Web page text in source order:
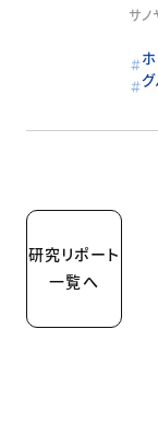
邦
サ
研究リポート
一覧へ